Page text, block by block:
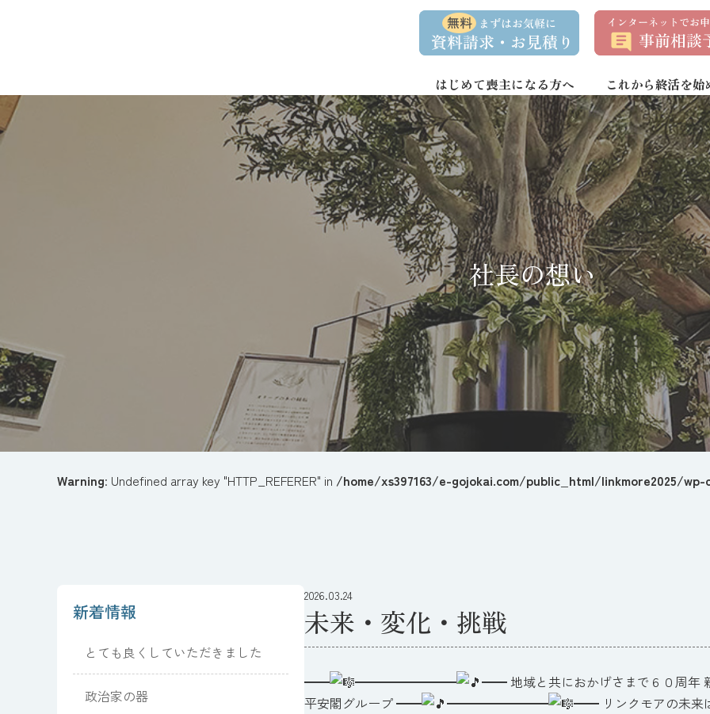
へ
ス
キ
ョ
ン
に
資
求
問
い
合
わ
せ
事
談
はじめて喪主になる方へ これから終活を始
社長の想い
Warning: Undefined array key "HTTP_REFERER" in /home/xs397163/e-gojokai.com/public_html/linkmore2025/
新着情報
とても良くしていただきました
政治家の器
2026.03.24
未来・変化・挑戦
━━ ━━━━━━━━
━━ 地域と共におかげさまで６０周年
平安閣グループ ━━
━━━━━━━━
━━ リンクモアの未来